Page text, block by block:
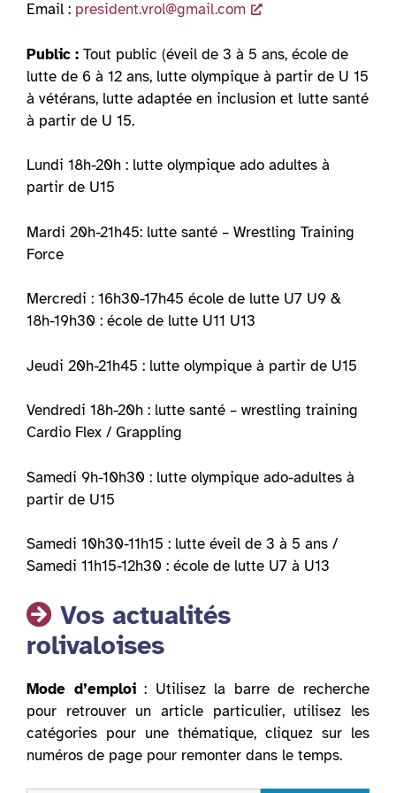
Email : president.vrol@gmail.com
Public : Tout public (éveil de 3 à 5 ans, école de
lutte de 6 à 12 ans, lutte olympique à partir de U 15
à vétérans, lutte adaptée en inclusion et lutte santé
à partir de U 15.
Lundi 18h-20h : lutte olympique ado adultes à
partir de U15
Mardi 20h-21h45: lutte santé – Wrestling Training
Force
Mercredi : 16h30-17h45 école de lutte U7 U9 &
18h-19h30 : école de lutte U11 U13
Jeudi 20h-21h45 : lutte olympique à partir de U15
Vendredi 18h-20h : lutte santé – wrestling training
Cardio Flex / Grappling
Samedi 9h-10h30 : lutte olympique ado-adultes à
partir de U15
Samedi 10h30-11h15 : lutte éveil de 3 à 5 ans /
Samedi 11h15-12h30 : école de lutte U7 à U13
Vos actualités
rolivaloises
Mode d’emploi: Utilisez la barre de recherche
pour retrouver un article particulier, utilisez les
catégories pour une thématique, cliquez sur les
numéros de page pour remonter dans le temps.